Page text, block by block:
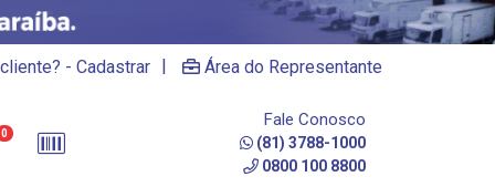
- Cadastrar | Área do Representante
0
Fale Conosco
(81) 3788-1000
0800 100 8800